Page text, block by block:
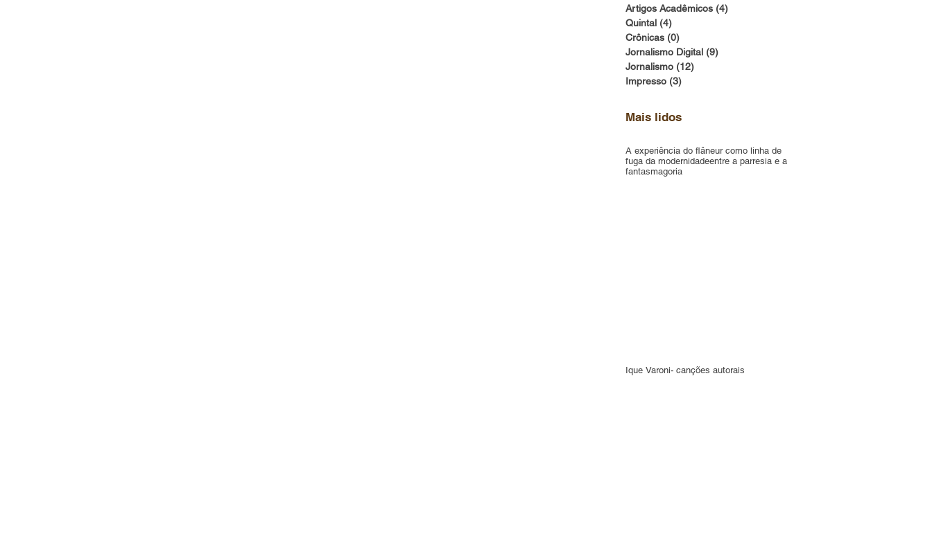
Artigos Acadêmicos (4)
Quintal (4)
Crônicas (0)
Jornalismo Digital (9)
Jornalismo (12)
Impresso (3)
Mais lidos
A experiência do flâneur como linha de
fuga da modernidadeentre a parresia e a
fantasmagoria
Ique Varoni- canções autorais